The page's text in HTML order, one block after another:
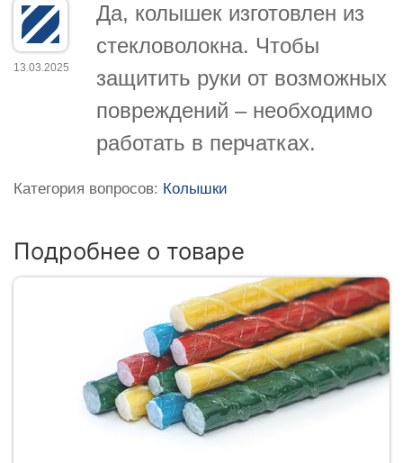
13.03.2025
Да, колышек изготовлен из
стекловолокна. Чтобы
защитить руки от возможных
повреждений – необходимо
работать в перчатках.
Категория вопросов: Колышки
Подробнее о товаре